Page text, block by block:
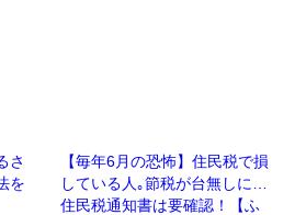
さ
を
【毎年6月の恐怖】住民税で損
している人｡節税が台無しに…
住民税通知書は要確認！【ふ